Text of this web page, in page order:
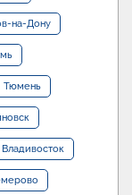
на-Дону
Тюмень
Владивосток